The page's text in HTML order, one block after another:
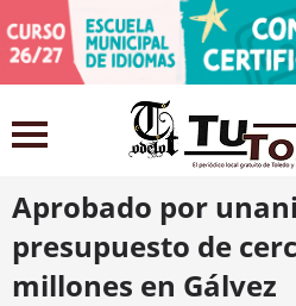
8 julio 2021
Aprobado por
presupuesto de
millones en Gálvez